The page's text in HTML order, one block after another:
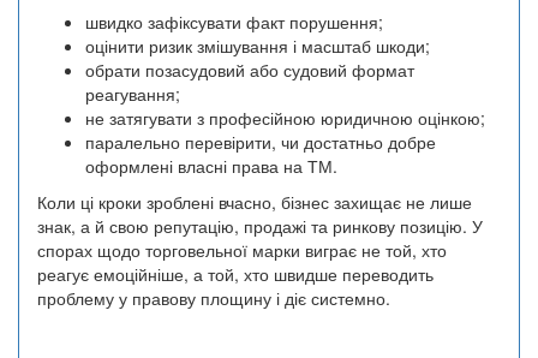
швидко зафіксувати факт порушення;
оцінити ризик змішування і масштаб шкоди;
обрати позасудовий або судовий формат
реагування;
не затягувати з професійною юридичною оцінкою;
паралельно перевірити, чи достатньо добре
оформлені власні права на ТМ.
Коли ці кроки зроблені вчасно, бізнес захищає не лише
знак, а й свою репутацію, продажі та ринкову позицію. У
спорах щодо торговельної марки виграє не той, хто
реагує емоційніше, а той, хто швидше переводить
проблему у правову площину і діє системно.